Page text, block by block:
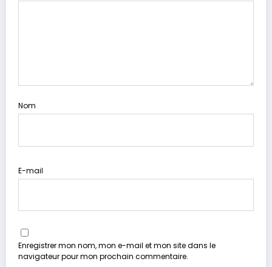
Nom
E-mail
Enregistrer mon nom, mon e-mail et mon site dans le
navigateur pour mon prochain commentaire.